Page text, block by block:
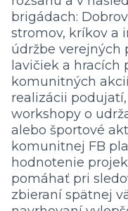
brigádach:
stromov, kríkov a
údržbe verejných
lavičiek a hracích
komunitných
realizácii
workshopy o
alebo športové
komunitnej FB
hodnotenie
pomáhať pri
zbieraní spätnej